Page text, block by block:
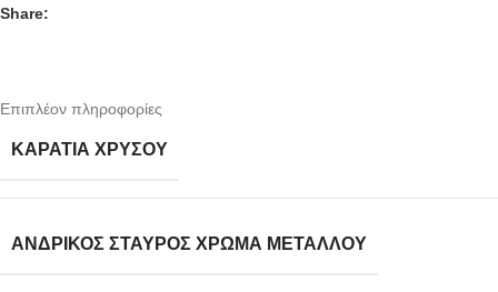
Share:
Επιπλέον πληροφορίες
ΚΑΡΆΤΙΑ ΧΡΥΣΟΎ
ΑΝΔΡΙΚΌΣ ΣΤΑΥΡΌΣ ΧΡΏΜΑ ΜΕΤΆΛΛΟΥ